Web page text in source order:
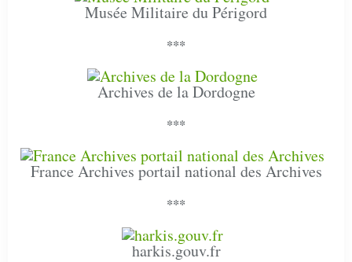
Musée Militaire du Périgord
***
Archives de la Dordogne
***
France Archives portail national des Archives
***
harkis.gouv.fr